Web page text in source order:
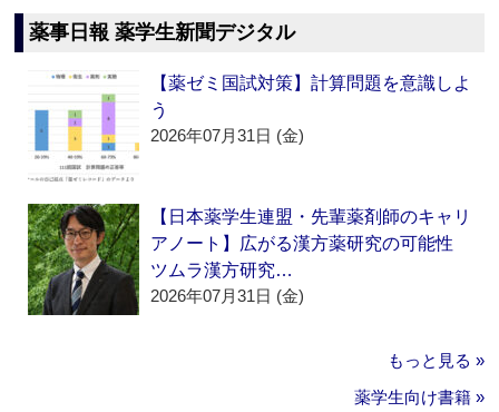
薬事日報 薬学生新聞デジタル
【薬ゼミ国試対策】計算問題を意識しよ
う
2026年07月31日 (金)
【日本薬学生連盟・先輩薬剤師のキャリ
アノート】広がる漢方薬研究の可能性
ツムラ漢方研究…
2026年07月31日 (金)
もっと見る »
薬学生向け書籍 »